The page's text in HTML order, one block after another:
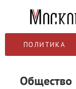
ПОЛИТИКА
Общество